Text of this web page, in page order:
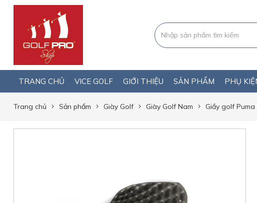
TRANG CHỦ VICE GOLF GIỚI THIỆU SẢN PHẨM PHỤ
Trang chủ Sản phẩm Giày Golf Giày Golf Nam Giầy golf